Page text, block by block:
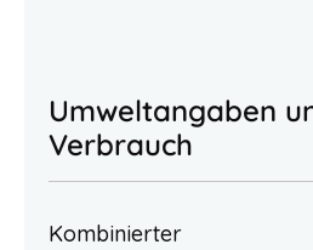
Umweltangaben
Verbrauch
Kombinierter